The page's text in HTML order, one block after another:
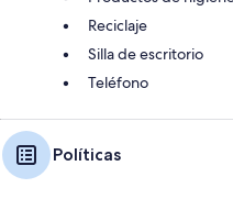
Reciclaje
Silla de escritorio
Teléfono
Políticas